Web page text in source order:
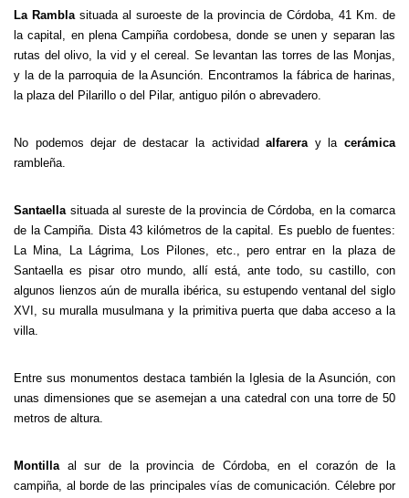
La Ramblasituada al suroeste de la provincia de Córdoba, 41 Km. de
la capital, en plena Campiña cordobesa, donde se unen y separan las
rutas del olivo, la vid y el cereal. Se levantan las torres de las Monjas,
y la de la parroquia de la Asunción. Encontramos la fábrica de harinas,
la plaza del Pilarillo o del Pilar, antiguo pilón o abrevadero.
No podemos dejar de destacar la actividadalfareray lacerámica
rambleña.
Santaellasituada al sureste de la provincia de Córdoba, en la comarca
de la Campiña. Dista 43 kilómetros de la capital. Es pueblo de fuentes:
La Mina, La Lágrima, Los Pilones, etc., pero entrar en la plaza de
Santaella es pisar otro mundo, allí está, ante todo, su castillo, con
algunos lienzos aún de muralla ibérica, su estupendo ventanal del siglo
XVI, su muralla musulmana y la primitiva puerta que daba acceso a la
villa.
Entre sus monumentos destaca también la Iglesia de la Asunción, con
unas dimensiones que se asemejan a una catedral con una torre de 50
metros de altura.
Montillaal sur de la provincia de Córdoba, en el corazón de la
campiña, al borde de las principales vías de comunicación. Célebre por